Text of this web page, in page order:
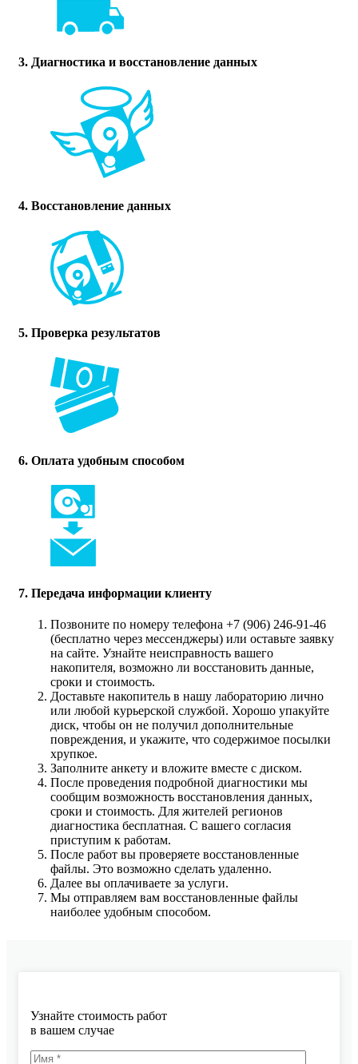
3. Диагностика и восстановление данных
4. Восстановление данных
5. Проверка результатов
6. Оплата удобным способом
7. Передача информации клиенту
Позвоните по номеру телефона +7 (906) 246-91-46
(бесплатно через мессенджеры) или оставьте заявку
на сайте. Узнайте неисправность вашего
накопителя, возможно ли восстановить данные,
сроки и стоимость.
Доставьте накопитель в нашу лабораторию лично
или любой курьерской службой. Хорошо упакуйте
диск, чтобы он не получил дополнительные
повреждения, и укажите, что содержимое посылки
хрупкое.
Заполните анкету и вложите вместе с диском.
После проведения подробной диагностики мы
сообщим возможность восстановления данных,
сроки и стоимость. Для жителей регионов
диагностика бесплатная. С вашего согласия
приступим к работам.
После работ вы проверяете восстановленные
файлы. Это возможно сделать удаленно.
Далее вы оплачиваете за услуги.
Мы отправляем вам восстановленные файлы
наиболее удобным способом.
Узнайте стоимость работ
в вашем случае